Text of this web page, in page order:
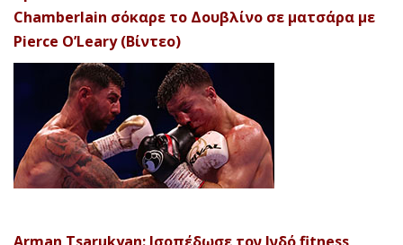
Chamberlain σόκαρε το Δουβλίνο σε ματσάρα με
Pierce O’Leary (Βίντεο)